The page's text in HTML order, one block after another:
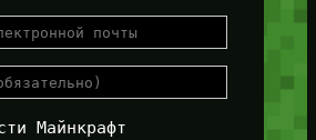
Майнкрафт